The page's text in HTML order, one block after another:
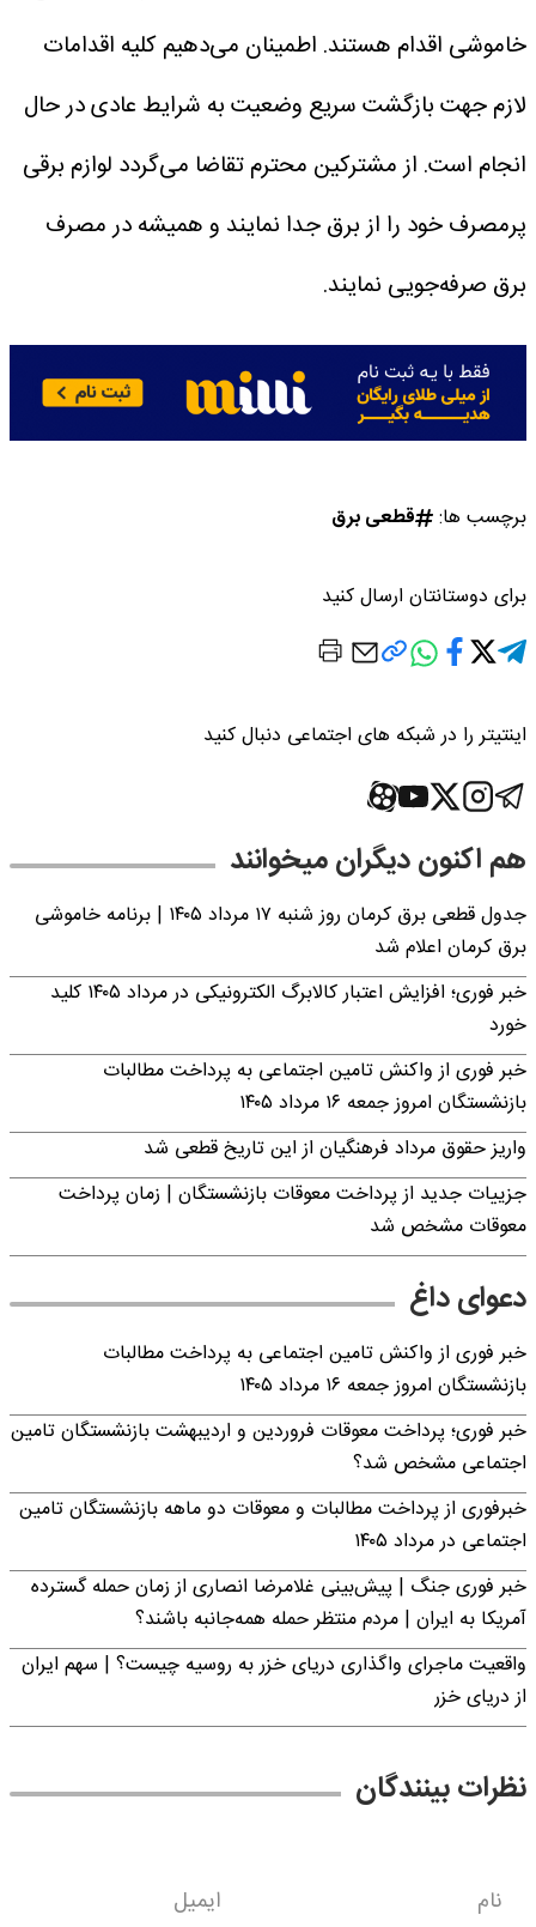
خاموشی اقدام هستند. اطمینان می‌دهیم کلیه اقدامات
لازم جهت بازگشت سریع وضعیت به شرایط عادی در حال
انجام است. از مشترکین محترم تقاضا می‌گردد لوازم برقی
پرمصرف خود را از برق جدا نمایند و همیشه در مصرف
برق صرفه‌جویی نمایند.
برچسب ها: قطعی برق
برای دوستانتان ارسال کنید
اینتیتر را در شبکه های اجتماعی دنبال کنید
هم اکنون دیگران میخوانند
جدول قطعی برق کرمان روز شنبه ۱۷ مرداد ۱۴۰۵ | برنامه خاموشی
برق کرمان اعلام شد
خبر فوری؛ افزایش اعتبار کالابرگ الکترونیکی در مرداد ۱۴۰۵ کلید
خورد
خبر فوری از واکنش تامین اجتماعی به پرداخت مطالبات
بازنشستگان امروز جمعه ۱۶ مرداد ۱۴۰۵
واریز حقوق مرداد فرهنگیان از این تاریخ قطعی شد
جزییات جدید از پرداخت معوقات بازنشستگان | زمان پرداخت
معوقات مشخص شد
دعوای داغ
خبر فوری از واکنش تامین اجتماعی به پرداخت مطالبات
بازنشستگان امروز جمعه ۱۶ مرداد ۱۴۰۵
خبر فوری؛ پرداخت معوقات فروردین و اردیبهشت بازنشستگان تامین
اجتماعی مشخص شد؟
خبرفوری از پرداخت مطالبات و معوقات دو ماهه بازنشستگان تامین
اجتماعی در مرداد ۱۴۰۵
خبر فوری جنگ | پیش‌بینی غلامرضا انصاری از زمان حمله گسترده
آمریکا به ایران | مردم منتظر حمله همه‌جانبه باشند؟
واقعیت ماجرای واگذاری دریای خزر به روسیه چیست؟ | سهم ایران
از دریای خزر
نظرات بینندگان
نام ایمیل